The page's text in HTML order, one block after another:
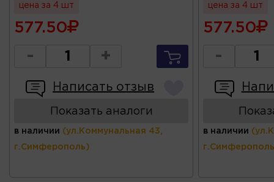
цена за 4 шт
577.50
- +
Написать отзыв
Показать аналоги
в наличии (ул.Коммунальная 43,
г.Симферополь)
цена за 4 шт
577.50
-
в наличии